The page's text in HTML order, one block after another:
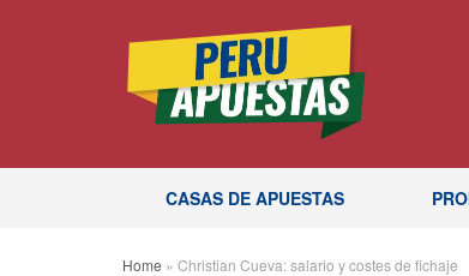
CASAS DE APUESTAS
Home » Christian Cueva: salario y costes de fichaje